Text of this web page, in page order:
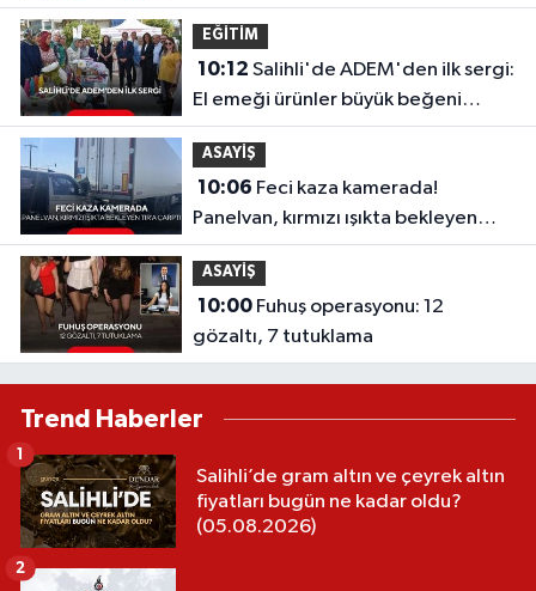
bile hatırlamadı
EĞİTİM
10:12
El emeği ürünler büyük beğeni
topladı
ASAYİŞ
10:06
Panelvan, kırmızı ışıkta bekleyen
TIR’a çarptı
ASAYİŞ
10:00Fuhuş operasyonu: 12
gözaltı, 7 tutuklama
Trend Haberler
Salihli’de gram altın ve çeyrek altın
fiyatları bugün ne kadar oldu?
(05.08.2026)
1
2